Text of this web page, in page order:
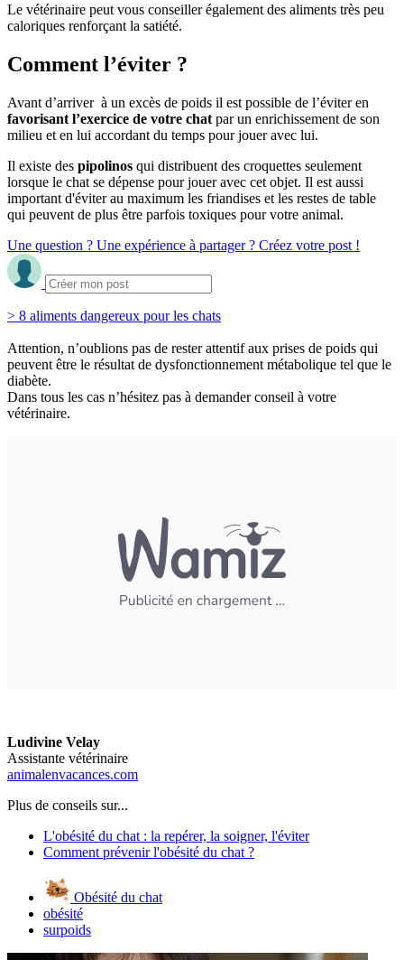
Le vétérinaire peut vous conseiller également des aliments très peu
caloriques renforçant la satiété.
Comment l’éviter ?
Avant d’arriver à un excès de poids il est possible de l’éviter en
favorisant l’exercice de votre chat par un enrichissement de son
milieu et en lui accordant du temps pour jouer avec lui.
Il existe des pipolinos qui distribuent des croquettes seulement
lorsque le chat se dépense pour jouer avec cet objet. Il est aussi
important d'éviter au maximum les friandises et les restes de table
qui peuvent de plus être parfois toxiques pour votre animal.
Une question ? Une expérience à partager ? Créez votre post !
> 8 aliments dangereux pour les chats
Attention, n’oublions pas de rester attentif aux prises de poids qui
peuvent être le résultat de dysfonctionnement métabolique tel que le
diabète.
Dans tous les cas n’hésitez pas à demander conseil à votre
vétérinaire.
Ludivine Velay
Assistante vétérinaire
animalenvacances.com
Plus de conseils sur...
L'obésité du chat : la repérer, la soigner, l'éviter
Comment prévenir l'obésité du chat ?
Obésité du chat
obésité
surpoids